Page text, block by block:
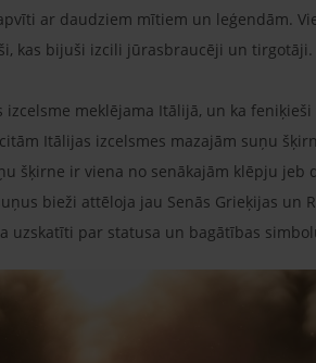
ar daudziem mītiem un leģendām.
kas bijuši izcili jūrasbraucēji un
meklējama Itālijā, un ka
Itālijas izcelsmes mazajām suņu
šķirne ir viena no senākajām klēpju jeb
bieži attēloja jau Senās Grieķijas un
uzskatīti par statusa un bagātības